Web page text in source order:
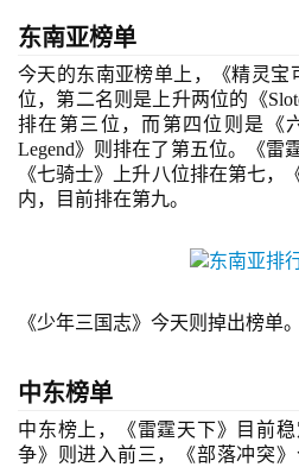
7
月
游
对
接
东南亚榜单
今天的东南亚榜单上， 《精灵宝
位，第二名则是上升两位的《
排在第三位，而第四位则是《
Legend》则排在了第五位。《雷
《七骑士》上升八位排在第七，
内，目前排在第九。
《少年三国志》今天则掉出榜单。
中东榜单
中东榜上，
《雷霆天下》目前
争》则进入前三，《部落冲突